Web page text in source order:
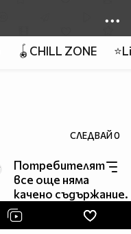
🪀CHILL ZONE
СЛЕДВАЙ0
Потребителят
все още няма
качено съдържание.